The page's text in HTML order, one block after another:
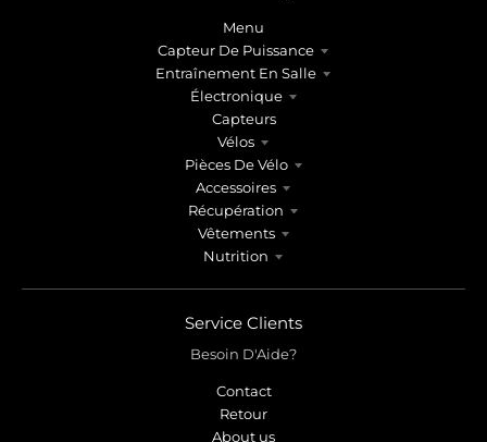
Menu
Capteur De Puissance
Entraînement En Salle
Électronique
Capteurs
Vélos
Pièces De Vélo
Accessoires
Récupération
Vêtements
Nutrition
Service Clients
Besoin D'Aide?
Contact
Retour
About us